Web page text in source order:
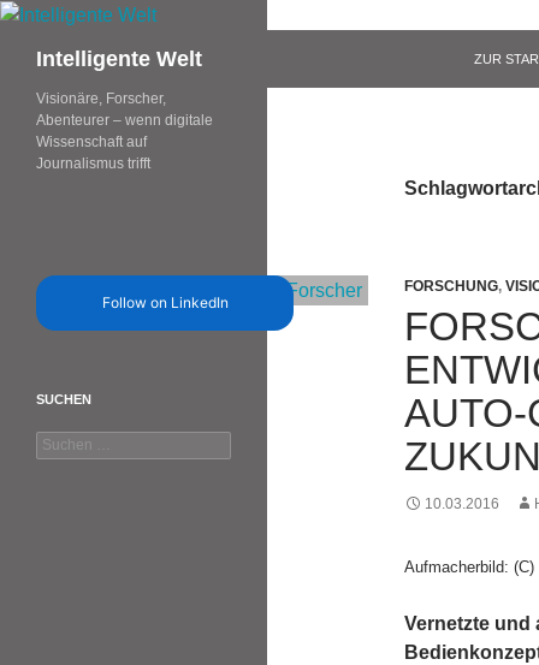
Zum
springenIntelligente Welt ZUR
FORSCHUNG,
AUTO-
10.03.2016
Aufmacherbild:
Vernetzte und
Visionäre, Forscher,
Abenteurer – wenn digitale
Wissenschaft auf
Journalismus trifft
Follow on LinkedIn
SUCHEN
Suchen
nach: